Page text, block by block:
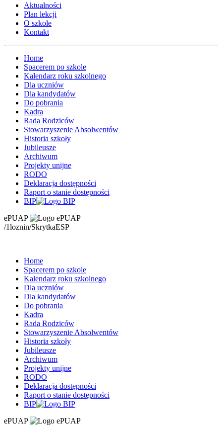
Aktualności
Plan lekcji
O szkole
Kontakt
Home
Spacerem po szkole
Kalendarz roku szkolnego
Dla uczniów
Dla kandydatów
Do pobrania
Kadra
Rada Rodziców
Stowarzyszenie Absolwentów
Historia szkoły
Jubileusze
Archiwum
Projekty unijne
RODO
Deklaracja dostępności
Raport o stanie dostępności
BIP
ePUAP
/1loznin/SkrytkaESP
Home
Spacerem po szkole
Kalendarz roku szkolnego
Dla uczniów
Dla kandydatów
Do pobrania
Kadra
Rada Rodziców
Stowarzyszenie Absolwentów
Historia szkoły
Jubileusze
Archiwum
Projekty unijne
RODO
Deklaracja dostępności
Raport o stanie dostępności
BIP
ePUAP